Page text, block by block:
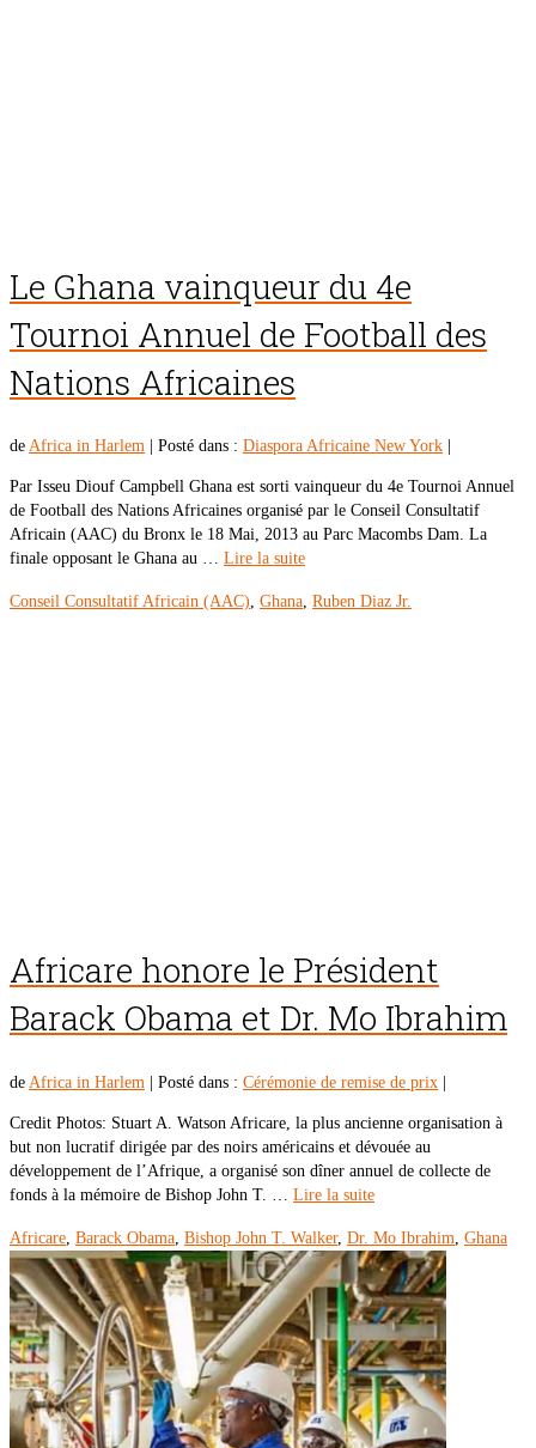
Le Ghana vainqueur du 4e
Tournoi Annuel de Football des
Nations Africaines
de Africa in Harlem Posté dans : Diaspora Africaine New York
Par Isseu Diouf Campbell Ghana est sorti vainqueur du 4e Tournoi Annuel
de Football des Nations Africaines organisé par le Conseil Consultatif
Africain (AAC) du Bronx le 18 Mai, 2013 au Parc Macombs Dam. La
finale opposant le Ghana au … Lire la suite
Conseil Consultatif Africain (AAC), Ghana, Ruben Diaz Jr.
Africare honore le Président
Barack Obama et Dr. Mo Ibrahim
de Africa in Harlem | Posté dans : Cérémonie de remise de prix |
Credit Photos: Stuart A. Watson Africare, la plus ancienne organisation à
but non lucratif dirigée par des noirs américains et dévouée au
développement de l’Afrique, a organisé son dîner annuel de collecte de
fonds à la mémoire de Bishop John T. … Lire la suite
Africare Barack Obama Bishop John T. Walker, Dr. Mo Ibrahim Ghana